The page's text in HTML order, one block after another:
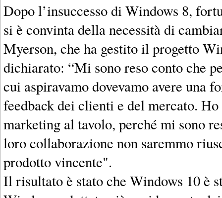
Dopo l’insuccesso di Windows 8,
si è convinta della necessità di
Myerson, che ha gestito il progetto
dichiarato: “Mi sono reso conto che
cui aspiravamo dovevamo avere una
feedback dei clienti e del mercato.
marketing al tavolo, perché mi sono
loro collaborazione non saremmo
prodotto vincente".
Il risultato è stato che Windows 10 è